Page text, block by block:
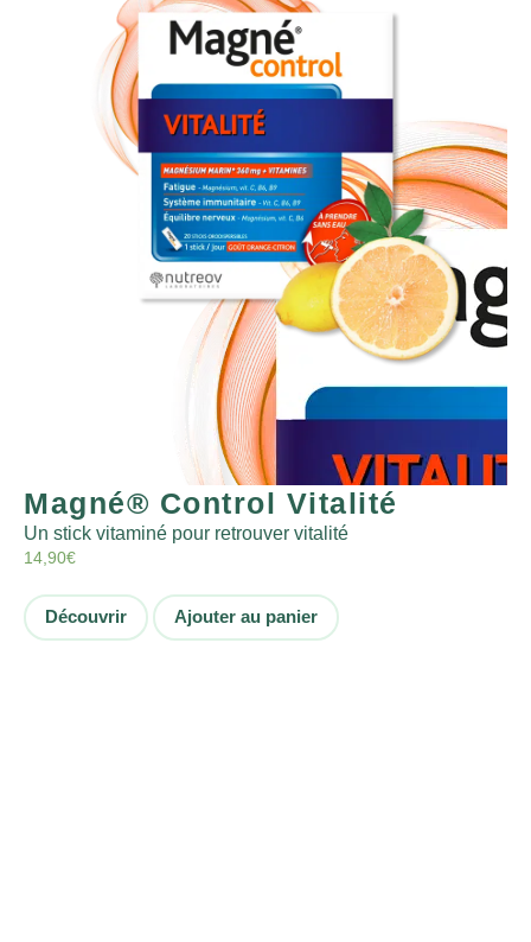
Magné® Control Vitalité
Un stick vitaminé pour retrouver vitalité
14,90€
Découvrir Ajouter au panier